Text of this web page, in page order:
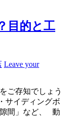
目的と工
Leave your
ご存知でしょう
サイディングボ
間」など、 動